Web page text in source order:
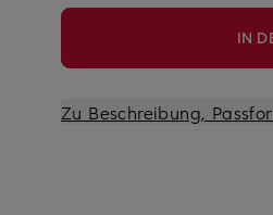
IN
Zu Beschreibung,